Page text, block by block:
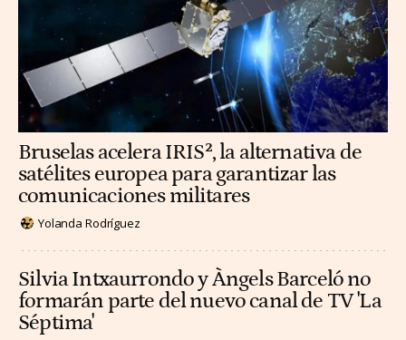
Bruselas acelera IRIS², la alternativa de
satélites europea para garantizar las
comunicaciones militares
Yolanda Rodríguez
Silvia Intxaurrondo y Àngels Barceló no
formarán parte del nuevo canal de TV 'La
Séptima'